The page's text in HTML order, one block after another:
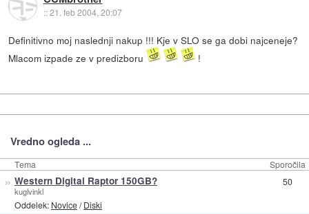
::21. feb 2004, 20:07
Definitivno moj naslednji nakup !!! Kje v SLO se ga dobi najceneje?
Mlacom izpade ze v predizboru
!
Vredno ogleda ...
Tema Sporočila
» Western Digital Raptor 150GB?
kuglvinkl
Oddelek: Novice/Diski
50